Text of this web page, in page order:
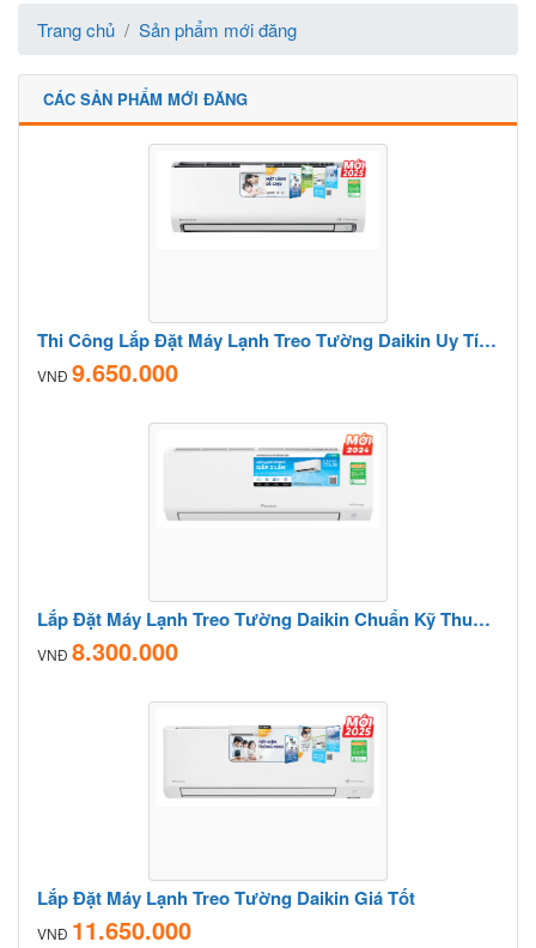
Trang chủ Sản phẩm mới đăng
CÁC SẢN PHẨM MỚI ĐĂNG
Thi Công Lắp Đặt Máy Lạnh Treo Tường Daikin Uy Tín – Giá Cạnh Tranh
VNĐ 9.650.000
Lắp Đặt Máy Lạnh Treo Tường Daikin Chuẩn Kỹ Thuật, Tiết Kiệm Điện
VNĐ 8.300.000
Lắp Đặt Máy Lạnh Treo Tường Daikin Giá Tốt
VNĐ 11.650.000